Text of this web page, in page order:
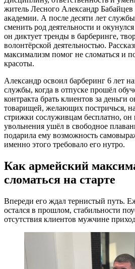
житель Лесного Александр Бабайцев
академии. А после десяти лет
сменить род деятельности и
он диктует тренды в барберинге,
волонтёрской деятельностью.
максимализм помог не сломаться и
красоты.
Александр освоил барберинг 6 лет
службы, когда в отпуске прошёл
контракта брать клиентов за деньги
товарищей, желающих постричься,
стрижки сослуживцам бесплатно, он
увольнения ушёл в свободное
подарила ему возможность
именно этого требовало его нутро.
Как армейский
сломаться на старте
Впереди его ждал тернистый путь.
остался в прошлом, стабильности
отсутствия клиентов мужчине